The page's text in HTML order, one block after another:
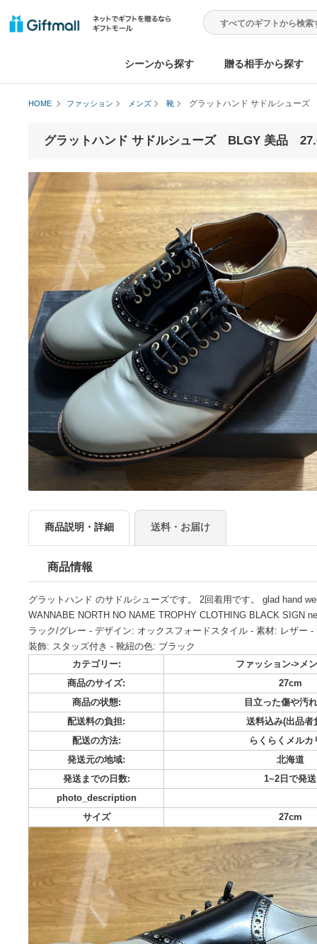
シーンから探す 贈る相手か
商品説明・詳細 送料・お届け
商品情報
グラットハンド のサドルシューズです。 2回着用です。
WANNABE NORTH NO NAME TROPHY CLOTHING
ラック/グレー - デザイン: オックスフォードスタイル - 素材:
装飾: スタッズ付き - 靴紐の色: ブラック
カテゴリー:
ファッショ
商品のサイズ:
商品の状態:
目立った
配送料の負担:
配送の方法:
らくら
発送元の地域:
発送までの日数:
1~2
photo_description
サイズ